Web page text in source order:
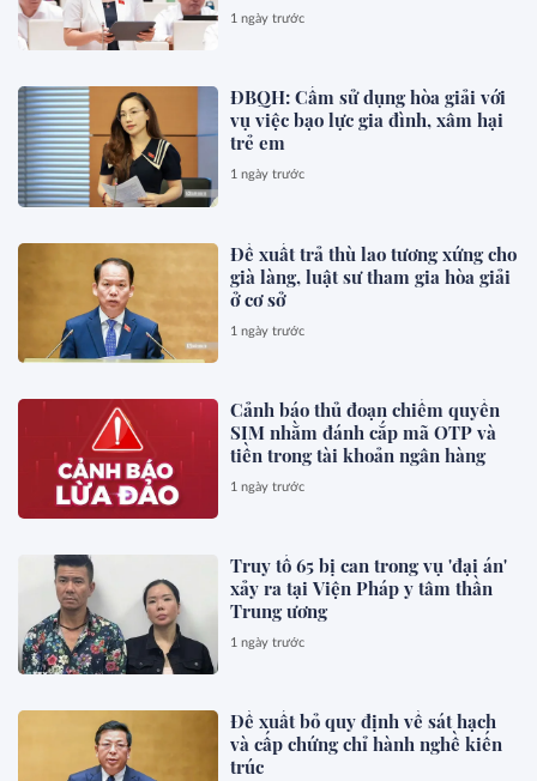
1 ngày trước
ĐBQH: Cấm sử dụng hòa giải với
vụ việc bạo lực gia đình, xâm hại
trẻ em
1 ngày trước
Đề xuất trả thù lao tương xứng cho
già làng, luật sư tham gia hòa giải
ở cơ sở
1 ngày trước
Cảnh báo thủ đoạn chiếm quyền
SIM nhằm đánh cắp mã OTP và
tiền trong tài khoản ngân hàng
1 ngày trước
Truy tố 65 bị can trong vụ 'đại án'
xảy ra tại Viện Pháp y tâm thần
Trung ương
1 ngày trước
Đề xuất bỏ quy định về sát hạch
và cấp chứng chỉ hành nghề kiến
trúc